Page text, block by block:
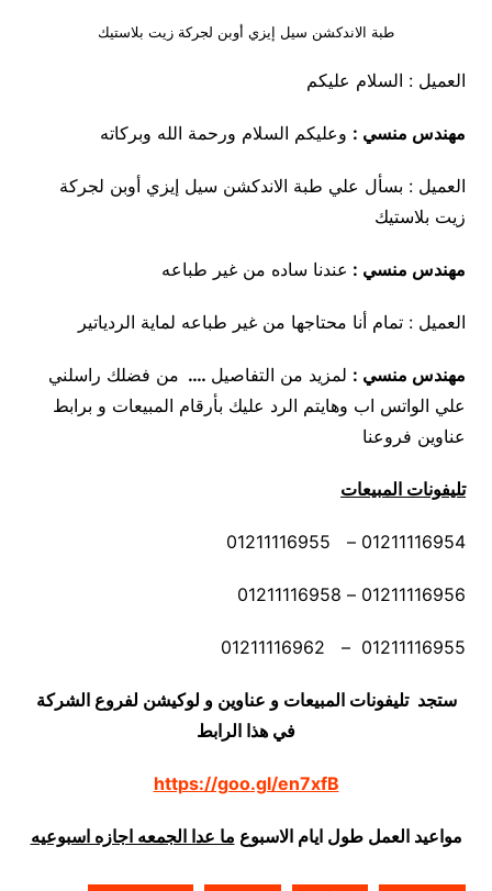
طبة الاندكشن سيل إيزي أوبن لجركة زيت بلاستيك
العميل : السلام عليكم
مهندس منسي : وعليكم السلام ورحمة الله وبركاته
العميل : بسأل علي طبة الاندكشن سيل إيزي أوبن لجركة
زيت بلاستيك
مهندس منسي : عندنا ساده من غير طباعه
العميل : تمام أنا محتاجها من غير طباعه لماية الردياتير
مهندس منسي : لمزيد من التفاصيل …. من فضلك راسلني
علي الواتس اب وهايتم الرد عليك بأرقام المبيعات و برابط
عناوين فروعنا
تليفونات المبيعات
01211116954 – 01211116955
01211116956 – 01211116958
01211116955 – 01211116962
ستجد تليفونات المبيعات و عناوين و لوكيشن لفروع الشركة
في هذا الرابط
https://goo.gl/en7xfB
مواعيد العمل طول ايام الاسبوع ما عدا الجمعه اجازه اسبوعيه